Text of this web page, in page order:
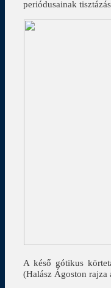
periódusainak
A késő gótikus
(Halász Ágoston rajza